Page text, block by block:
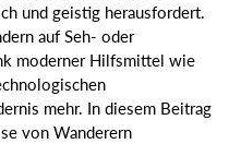
und geistig herausfordert.
auf Seh- oder
moderner Hilfsmittel wie
mehr. In diesem Beitrag
von Wanderern